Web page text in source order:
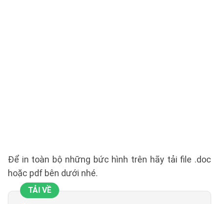
Để in toàn bộ những bức hình trên hãy tải file .doc
hoặc pdf bên dưới nhé.
TẢI VỀ